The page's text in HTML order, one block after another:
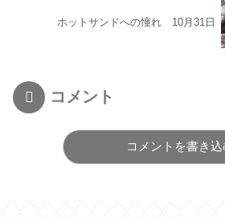
ホットサンドへの憧れ 10月31日
コメント
コメントを書き込